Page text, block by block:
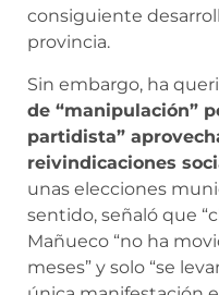
consiguiente
provincia.
Sin embargo, ha
de “manipulación”
partidista”
reivindicaciones
unas elecciones
sentido, señaló que
Mañueco “no ha
meses” y solo “se